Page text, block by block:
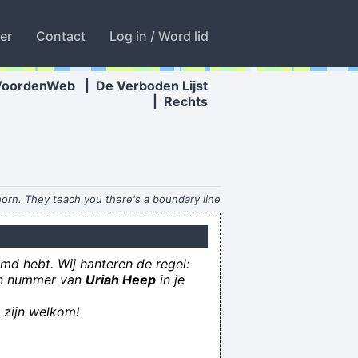
Contact Log in / Word lid
De Verboden Lijst
Rechts
They teach you there's a boundary line
no boundary line to art.~ Charlie Parker
verslikt, dat hij er bang voor is geworden
dit enkel nog met zichzelf wenst te doen
valt er sneeuw in mei, is kerstmis voorbij
depenisvanjezus
heeft gebrand lag met zijn ding in het zand
hebt. Wij hanteren de regel:
nummer van Uriah Heep in je
welkom!